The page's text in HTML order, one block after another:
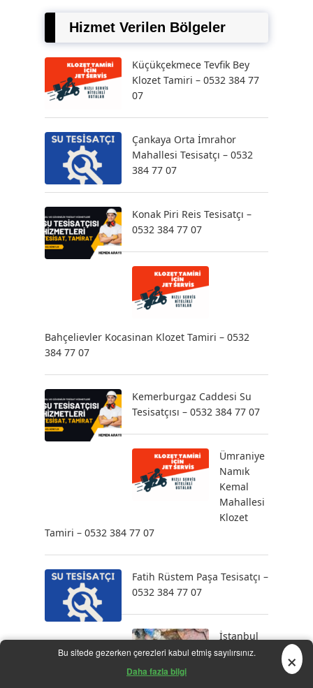
Hizmet Verilen Bölgeler
Küçükçekmece Tevfik Bey
Klozet Tamiri – 0532 384 77
07
Çankaya Orta İmrahor
Mahallesi Tesisatçı – 0532
384 77 07
Konak Piri Reis Tesisatçı –
0532 384 77 07
Bahçelievler Kocasinan Klozet Tamiri – 0532
384 77 07
Kemerburgaz Caddesi Su
Tesisatçısı – 0532 384 77 07
Ümraniye
Namık
Kemal
Mahallesi
Klozet
Tamiri – 0532 384 77 07
Fatih Rüstem Paşa Tesisatçı –
0532 384 77 07
İstanbul
Lavabo
Bu sitede gezerken çerezleri kabul etmiş sayılırsınız.
Daha fazla bilgi ×